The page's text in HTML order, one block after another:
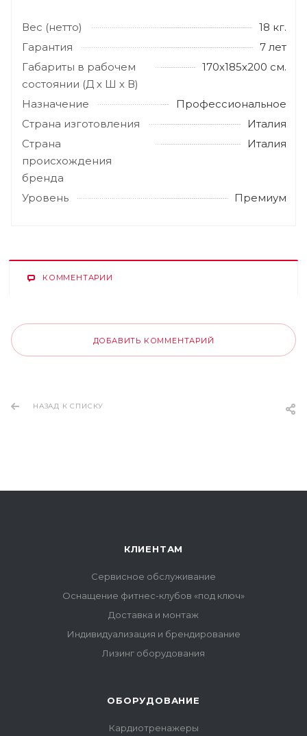
Вес (нетто)
18 кг.
Гарантия
7 лет
Габариты в рабочем
состоянии (Д х Ш х В)
170х185х200 см.
Назначение
Профессиональное
Страна изготовления
Италия
Страна
происхождения
бренда
Италия
Уровень Премиум
КОММЕНТАРИИ
ДОБАВИТЬ КОММЕНТАРИЙ
НАЗАД К СПИСКУ
КЛИЕНТАМ
Сервисное обслуживание
Оснащение фитнес-клубов «под ключ»
Доставка и монтаж
Индивидуализация и брендирование
Лизинг оборудования
ОБОРУДОВАНИЕ
Кардиотренажеры